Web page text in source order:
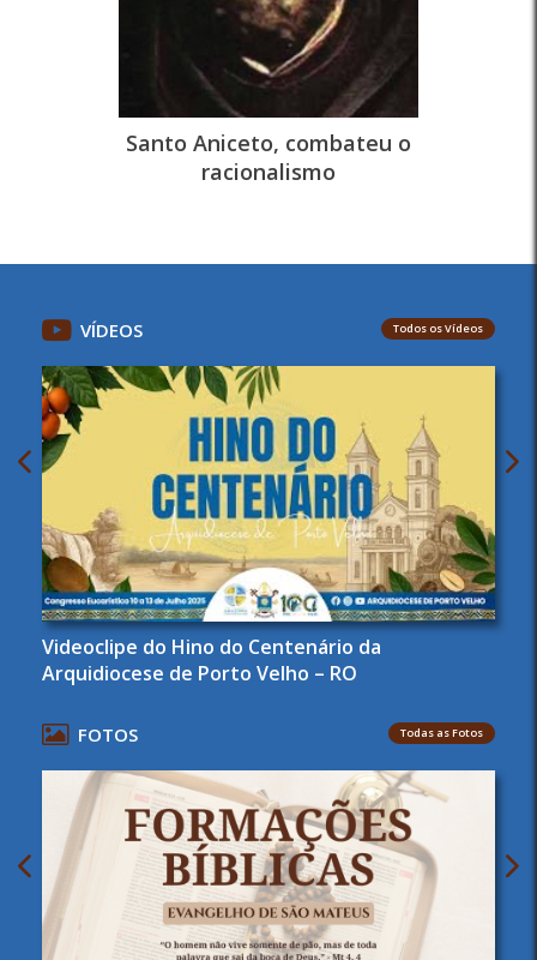
Santo Aniceto, combateu o
racionalismo
VÍDEOS Todos os Vídeos
Videoclipe do Hino do Centenário da
Arquidiocese de Porto Velho – RO
FOTOS Todas as Fotos